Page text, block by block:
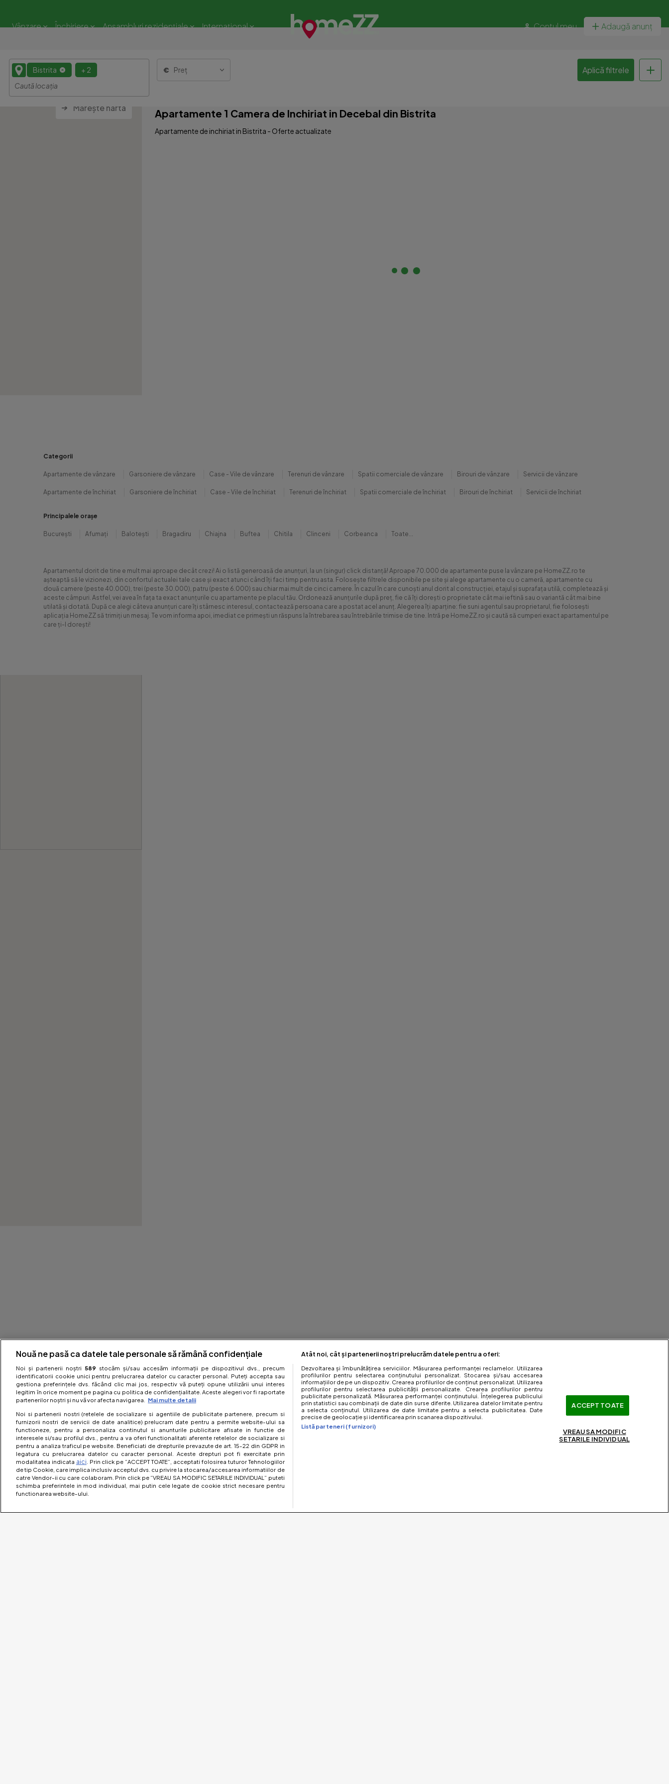
Vânzare Închiriere Ansambluri rezidențiale Internațional Contul meu Adaugă anunț
Bistrita + 2 Preț Aplică filtrele
Mărește harta Apartamente 1 Camera de Inchiriat in Decebal din Bistrita
Apartamente de inchiriat in Bistrita - Oferte actualizate
Categorii
Apartamente de vânzare Garsoniere de vânzare Case - Vile de vânzare Terenuri de vânzare Spatii comerciale de vânzare Birouri de vânzare Servicii de vânzare
Apartamente de închiriat Garsoniere de închiriat Case - Vile de închiriat Terenuri de închiriat Spatii comerciale de închiriat Birouri de închiriat Servicii de închiriat
Principalele orașe
București Afumați Balotești Bragadiru Chiajna Buftea Chitila Clinceni Corbeanca Toate...
Apartamentul dorit de tine e mult mai aproape decât crezi! Ai o listă generoasă de anunțuri, la un (singur) click distanță! Aproape 70.000 de apartamente puse la vânzare pe HomeZZ.ro te
așteaptă să le vizionezi, din confortul actualei tale case și exact atunci când îți faci timp pentru asta. Folosește filtrele disponibile pe site și alege apartamente cu o cameră, apartamente cu
două camere (peste 40.000), trei (peste 30.000), patru (peste 6.000) sau chiar mai mult de cinci camere. În cazul în care cunoști anul dorit al construcției, etajul și suprafața utilă, completează și
aceste câmpuri. Astfel, vei avea în fața ta exact anunțurile cu apartamente pe placul tău. Ordonează anunțurile după preț, fie că îți dorești o proprietate cât mai ieftină sau o variantă cât mai bine
utilată și dotată. După ce alegi câteva anunțuri care îți stârnesc interesul, contactează persoana care a postat acel anunț. Alegerea îți aparține: fie suni agentul sau proprietarul, fie folosești
aplicația HomeZZ să trimiți un mesaj. Te vom informa apoi, imediat ce primești un răspuns la întrebarea sau întrebările trimise de tine. Intră pe HomeZZ.ro și caută să cumperi exact apartamentul pe
care ți-l dorești!
Nouă ne pasă ca datele tale personale să rămână confidențiale
Noi și partenerii noștri 589 stocăm și/sau accesăm informații pe dispozitivul dvs., precum
identificatorii cookie unici pentru prelucrarea datelor cu caracter personal. Puteți accepta sau
gestiona preferințele dvs. făcând clic mai jos, respectiv vă puteți opune utilizării unui interes
legitim în orice moment pe pagina cu politica de confidențialitate. Aceste alegeri vor fi raportate
partenerilor noștri și nu vă vor afecta navigarea.
Mai multe detalii
Noi si partenerii nostri (retelele de socializare si agentiile de publicitate partenere, precum si
furnizorii nostri de servicii de date analitice) prelucram date pentru a permite website-ului sa
functioneze, pentru a personaliza continutul si anunturile publicitare afisate in functie de
interesele si/sau profilul dvs., pentru a va oferi functionalitati aferente retelelor de socializare si
pentru a analiza traficul pe website. Beneficiati de drepturile prevazute de art. 15-22 din GDPR in
legatura cu prelucrarea datelor cu caracter personal. Aceste drepturi pot fi exercitate prin
modalitatea indicata aici . Prin click pe “ACCEPT TOATE”, acceptati folosirea tuturor Tehnologiilor
de tip Cookie, care implica inclusiv acceptul dvs. cu privire la stocarea/accesarea informatiilor de
catre Vendor-ii cu care colaboram. Prin click pe “VREAU SA MODIFIC SETARILE INDIVIDUAL” puteti
schimba preferintele in mod individual, mai putin cele legate de cookie strict necesare pentru
functionarea website-ului.
Atât noi, cât și partenerii noștri prelucrăm datele pentru a oferi:
Dezvoltarea și îmbunătățirea serviciilor. Măsurarea performanței reclamelor. Utilizarea
profilurilor pentru selectarea conținutului personalizat. Stocarea și/sau accesarea
informațiilor de pe un dispozitiv. Crearea profilurilor de conținut personalizat. Utilizarea
profilurilor pentru selectarea publicității personalizate. Crearea profilurilor pentru
publicitate personalizată. Măsurarea performanței conținutului. Înțelegerea publicului
prin statistici sau combinații de date din surse diferite. Utilizarea datelor limitate pentru
a selecta conținutul. Utilizarea de date limitate pentru a selecta publicitatea. Date
precise de geolocație și identificarea prin scanarea dispozitivului.
Listă parteneri (furnizori)
ACCEPT TOATE
VREAU SA MODIFIC
SETARILE INDIVIDUAL